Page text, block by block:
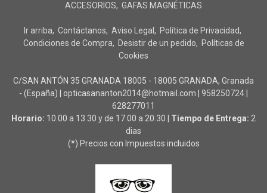
ACCESORIOS
GAFAS MAGNÉTICAS
Ir arriba Contáctanos Aviso Legal
Política de Privacidad
Condiciones de Compra
Desistir de un pedido
Políticas de
Cookies
C/SAN ANTÓN 35 GRANADA 18005 - 18005 GRANADA, Granada
- (España) | opticasananton2014@hotmail.com | 958250724
628277011
Horario: 10.00 a 13.30 y de 17.00 a 20.30 | Tiempo de Entrega: 2
dias
(*) Precios con Impuestos incluidos